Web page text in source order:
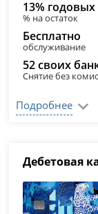
13%
% на остаток
Бесплатно
обслуживание
52 своих
Снятие без
Подробнее
Дебетовая